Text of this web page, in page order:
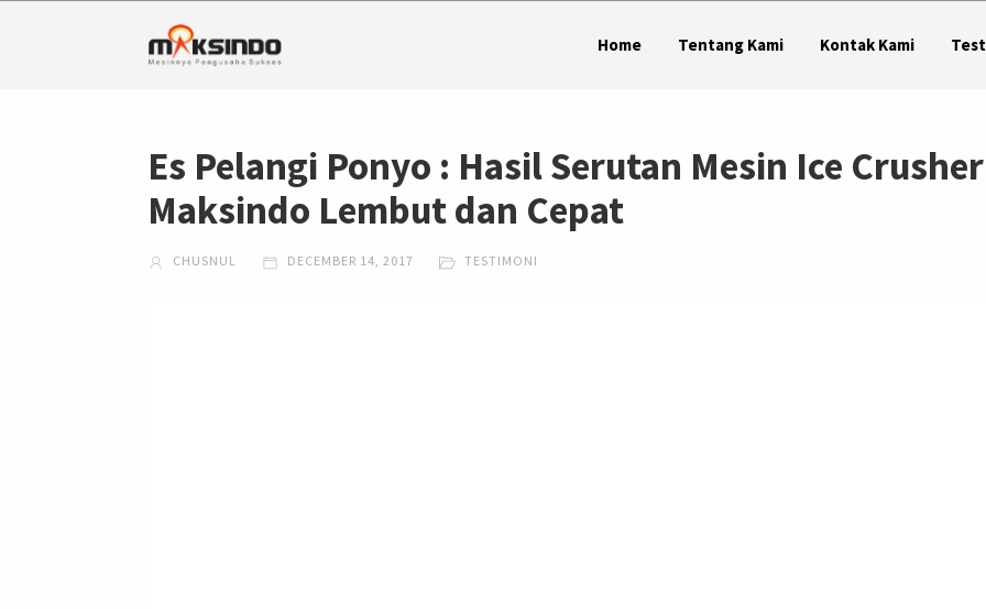
Home Tentang Kami Kontak Kami
Es Pelangi Ponyo : Hasil Serutan Mesin Ice Crusher
Maksindo Lembut dan Cepat
CHUSNUL DECEMBER 14, 2017 TESTIMONI